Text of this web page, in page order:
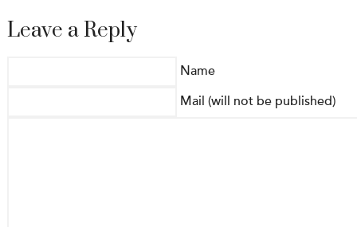
Leave a Reply
Name
Mail (will not be published)